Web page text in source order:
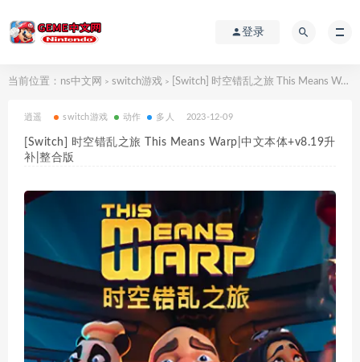
登录
当前位置： ns中文网 > switch游戏 > [Switch] 时空错乱之旅 This Means Warp|中文本体+v8.19升补|整合版
逍遥 switch游戏 动作 多人 2023-12-09
[Switch] 时空错乱之旅 This Means Warp|中文本体+v8.19升
补|整合版